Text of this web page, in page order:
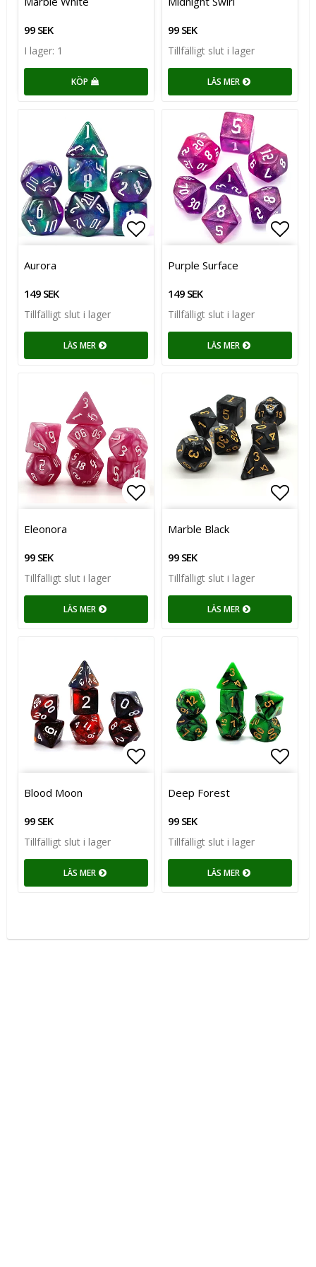
99 SEK
I lager: 1
KÖP
99 SEK
Tillfälligt slut i lager
LÄS MER
Lägg till i favoritlistan
Lägg till i favoritlistan
Aurora
149 SEK
Tillfälligt slut i lager
LÄS MER
Purple Surface
149 SEK
Tillfälligt slut i lager
LÄS MER
Lägg till i favoritlistan
Lägg till i favoritlistan
Eleonora
99 SEK
Tillfälligt slut i lager
LÄS MER
Marble Black
99 SEK
Tillfälligt slut i lager
LÄS MER
Lägg till i favoritlistan
Lägg till i favoritlistan
Blood Moon
99 SEK
Tillfälligt slut i lager
LÄS MER
Deep Forest
99 SEK
Tillfälligt slut i lager
LÄS MER